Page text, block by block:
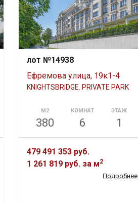
лот №14938
Ефремова улица, 19к1-4
KNIGHTSBRIDGE. PRIVATE PARK
М2
380
КОМНАТ
6
ЭТАЖ
1
479 491 353 руб.
1 261 819 руб.за м2
Подробнее